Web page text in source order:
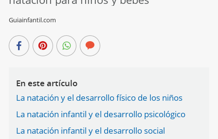
Guiainfantil.com
En este artículo
La natación y el desarrollo físico de los niños
La natación infantil y el desarrollo psicológico
La natación infantil y el desarrollo social